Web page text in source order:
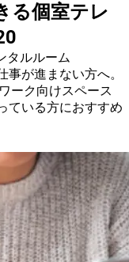
る個室テレ
タルルーム
が進まない方へ。
ーク向けスペース
ている方におすすめ